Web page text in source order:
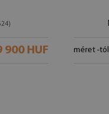
900 HUF méret -